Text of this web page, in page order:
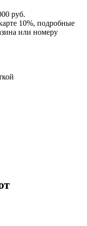
руб.
10%, подробные
или номеру